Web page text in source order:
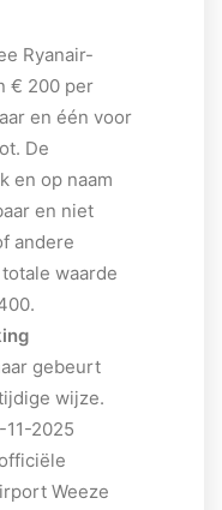
Ryanair-
€ 200 per
en één voor
De
en op naam
en niet
andere
waarde
gebeurt
wijze.
2025
Weeze